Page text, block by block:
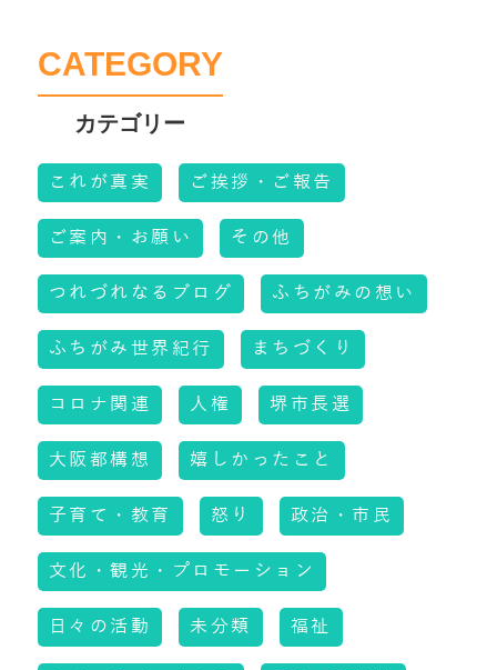
CATEGORY
これが真実 ご挨拶・ご報告
ご案内・お願い その他
つれづれなるブログ ふちがみの想い
ふちがみ世界紀行 まちづくり
コロナ関連 人権 堺市長選
大阪都構想 嬉しかったこと
子育て・教育 怒り 政治・市民
文化・観光・プロモーション
日々の活動 未分類 福祉